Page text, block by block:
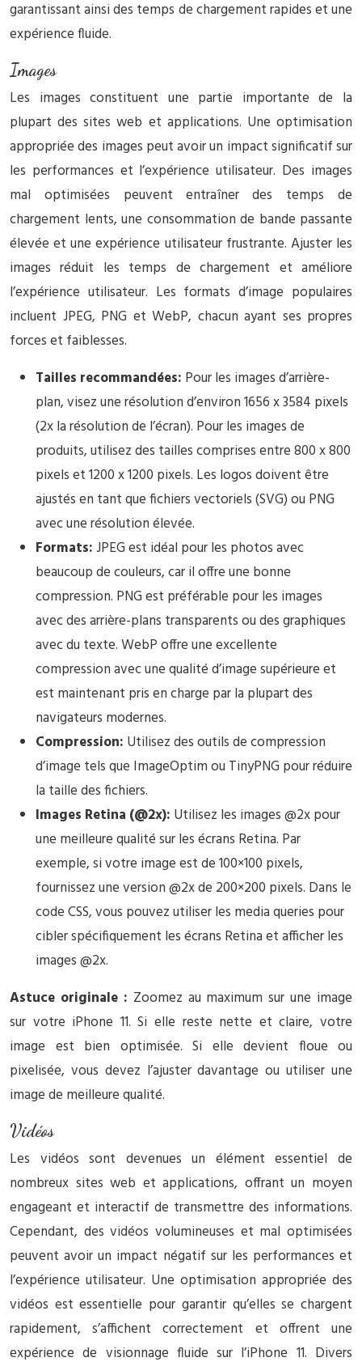
garantissant ainsi des temps de chargement rapides et une
expérience fluide.
Images
Les images constituent une partie importante de la
plupart des sites web et applications. Une optimisation
appropriée des images peut avoir un impact significatif sur
les performances et l’expérience utilisateur. Des images
mal optimisées peuvent entraîner des temps de
chargement lents, une consommation de bande passante
élevée et une expérience utilisateur frustrante. Ajuster les
images réduit les temps de chargement et améliore
l’expérience utilisateur. Les formats d’image populaires
incluent JPEG, PNG et WebP, chacun ayant ses propres
forces et faiblesses.
Tailles recommandées: Pour les images d’arrière-
plan, visez une résolution d’environ 1656 x 3584 pixels
(2x la résolution de l’écran). Pour les images de
produits, utilisez des tailles comprises entre 800 x 800
pixels et 1200 x 1200 pixels. Les logos doivent être
ajustés en tant que fichiers vectoriels (SVG) ou PNG
avec une résolution élevée.
Formats:JPEG est idéal pour les photos avec
beaucoup de couleurs, car il offre une bonne
compression. PNG est préférable pour les images
avec des arrière-plans transparents ou des graphiques
avec du texte. WebP offre une excellente
compression avec une qualité d’image supérieure et
est maintenant pris en charge par la plupart des
navigateurs modernes.
Compression: Utilisez des outils de compression
d’image tels que ImageOptim ou TinyPNG pour réduire
la taille des fichiers.
Images Retina (@2x): Utilisez les images @2x pour
une meilleure qualité sur les écrans Retina. Par
exemple, si votre image est de 100×100 pixels,
fournissez une version @2x de 200×200 pixels. Dans le
code CSS, vous pouvez utiliser les media queries pour
cibler spécifiquement les écrans Retina et afficher les
images @2x.
Astuce originale : Zoomez au maximum sur une image
sur votre iPhone 11. Si elle reste nette et claire, votre
image est bien optimisée. Si elle devient floue ou
pixelisée, vous devez l’ajuster davantage ou utiliser une
image de meilleure qualité.
Vidéos
Les vidéos sont devenues un élément essentiel de
nombreux sites web et applications, offrant un moyen
engageant et interactif de transmettre des informations.
Cependant, des vidéos volumineuses et mal optimisées
peuvent avoir un impact négatif sur les performances et
l’expérience utilisateur. Une optimisation appropriée des
vidéos est essentielle pour garantir qu’elles se chargent
rapidement, s’affichent correctement et offrent une
expérience de visionnage fluide sur l’iPhone 11. Divers